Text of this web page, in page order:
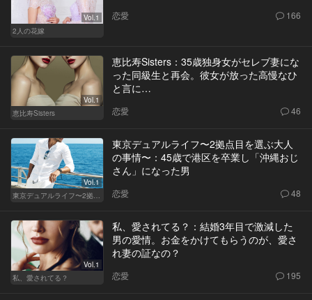
Vol.1
2人の花嫁
恋愛 166
Vol.1
恵比寿Sisters
恵比寿Sisters：35歳独身女がセレブ妻にな
った同級生と再会。彼女が放った高慢なひ
と言に…
恋愛 46
Vol.1
東京デュアルライフ〜2拠点目を選ぶ大人
の事情〜：45歳で港区を卒業し「沖縄おじ
さん」になった男
恋愛 48
Vol.1
私、愛されてる？
私、愛されてる？：結婚3年目で激減した
男の愛情。お金をかけてもらうのが、愛さ
れ妻の証なの？
恋愛 195